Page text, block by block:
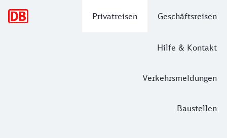
Privatreisen Geschäftsreisen
Hilfe & Kontakt
Verkehrsmeldungen
Baustellen